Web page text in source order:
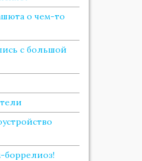
о чем-то
с большой
боррелиоз!